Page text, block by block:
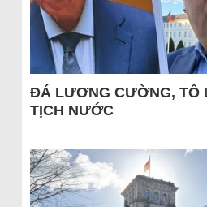
ĐÁ LƯƠNG CƯỜNG, TÔ
TỊCH NƯỚC